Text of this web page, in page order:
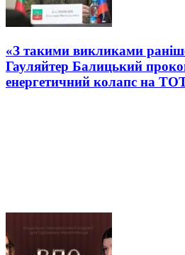
«З такими викликами
Гауляйтер Балицький
енергетичний колапс на ТОТ